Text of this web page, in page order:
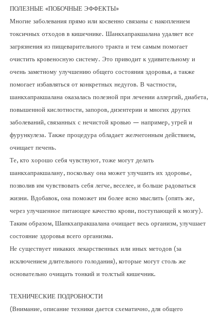
ПОЛЕЗНЫЕ «ПОБОЧНЫЕ ЭФФЕКТЫ»
Многие заболевания прямо или косвенно связаны с накоплением
токсичных отходов в кишечнике. Шанкхапракшалана удаляет все
загрязнения из пищеварительного тракта и тем самым помогает
очистить кровеносную систему. Это приводит к удивительному и
очень заметному улучшению общего состояния здоровья, а также
помогает избавляться от конкретных недугов. В частности,
шанкхапракшалана оказалась полезной при лечении аллергий, диабета,
повышенной кислотности, запоров, дизентерии и многих других
заболеваний, связанных с нечистой кровью — например, угрей и
фурункулеза. Также процедура обладает желчегонным действием,
очищает печень.
Те, кто хорошо себя чувствуют, тоже могут делать
шанкхапракшалану, поскольку она может улучшить их здоровье,
позволив им чувствовать себя легче, веселее, и больше радоваться
жизни. Вдобавок, она поможет им более ясно мыслить (опять же,
через улучшенное питающее качество крови, поступающей к мозгу).
Таким образом, Шанкхапракшалана очищает весь организм, улучшает
состояние здоровья всего организма.
Не существует никаких лекарственных или иных методов (за
исключением длительного голодания), которые могут столь же
основательно очищать тонкий и толстый кишечник.
ТЕХНИЧЕСКИЕ ПОДРОБНОСТИ
(Внимание, описание техники дается схематично, для общего